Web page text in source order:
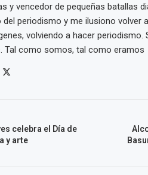
y vencedor de pequeñas batallas
del periodismo y me ilusiono volver
volviendo a hacer periodismo.
Tal como somos, tal como eramos
celebra el Día de
y arte